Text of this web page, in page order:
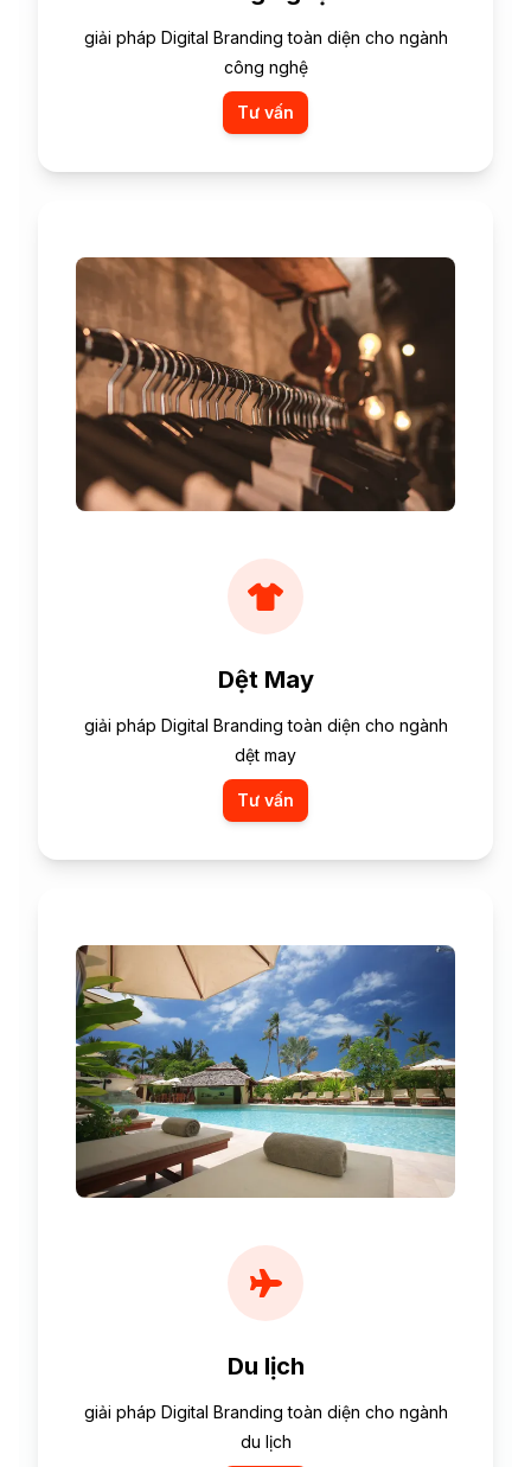
giải pháp Digital Branding toàn diện cho ngành
công nghệ
Tư vấn
Dệt May
giải pháp Digital Branding toàn diện cho ngành
dệt may
Tư vấn
Du lịch
giải pháp Digital Branding toàn diện cho ngành
du lịch